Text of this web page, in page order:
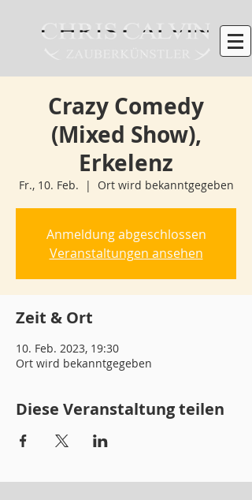
Crazy Comedy
(Mixed Show),
Erkelenz
Fr., 10. Feb.
  |
Ort wird bekanntgegeben
Anmeldung abgeschlossen
Veranstaltungen ansehen
Zeit & Ort
10. Feb. 2023, 19:30
Ort wird bekanntgegeben
Diese Veranstaltung teilen